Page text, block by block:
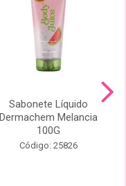
Sabonete Líquido
Dermachem Melancia
100G
Código: 25826